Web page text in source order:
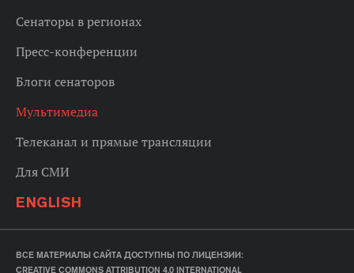
Сенаторы в регионах
Пресс-конференции
Блоги сенаторов
Мультимедиа
Телеканал и прямые трансляции
Для СМИ
ENGLISH
ВСЕ МАТЕРИАЛЫ САЙТА ДОСТУПНЫ ПО ЛИЦЕНЗИИ:
CREATIVE COMMONS ATTRIBUTION 4.0 INTERNATIONAL